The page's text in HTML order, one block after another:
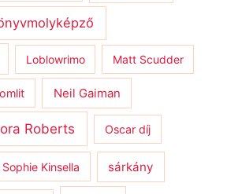
Loblowrimo Matt Scudder
Neil Gaiman
Roberts Oscar díj
Sophie Kinsella sárkány